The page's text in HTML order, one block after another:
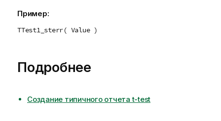
Пример:
TTest1_sterr( Value )
Подробнее
Создание типичного отчета t-test